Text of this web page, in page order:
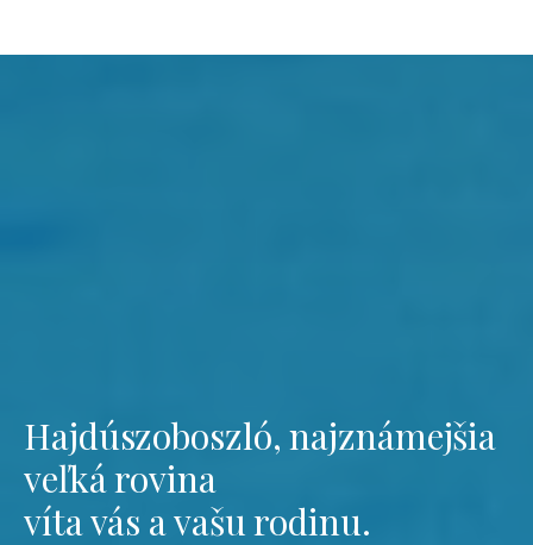
Hajdúszoboszló, najznámejšia
veľká rovina
víta vás a vašu rodinu.